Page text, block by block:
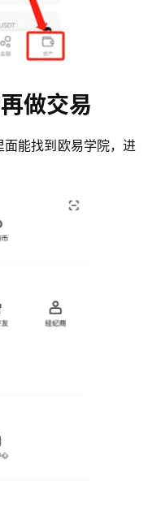
做交易
面能找到欧易学院，进